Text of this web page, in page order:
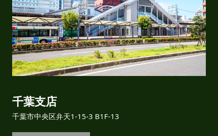
千葉支店
千葉市中央区弁天1-15-3 B1F-13